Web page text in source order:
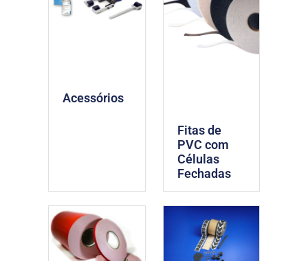
Acessórios
Fitas de
PVC com
Células
Fechadas